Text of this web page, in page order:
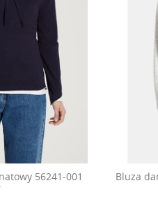
56241-001
Bluza